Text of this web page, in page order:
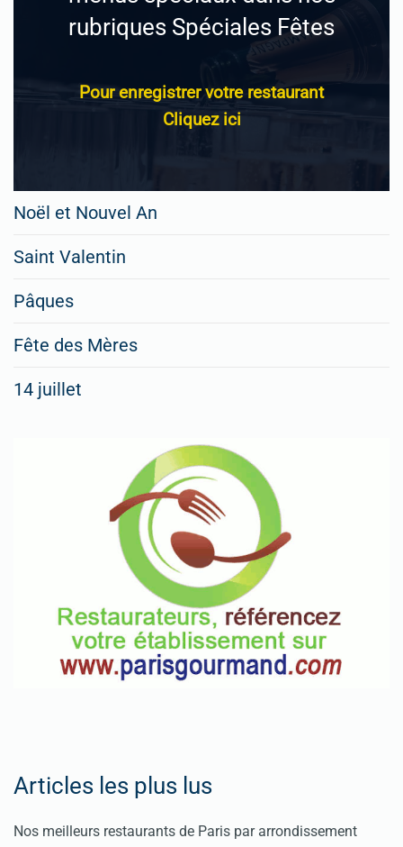
rubriques Spéciales Fêtes
Pour enregistrer votre restaurant
Cliquez ici
Noël et Nouvel An
Saint Valentin
Pâques
Fête des Mères
14 juillet
Articles les plus lus
Nos meilleurs restaurants de Paris par arrondissement